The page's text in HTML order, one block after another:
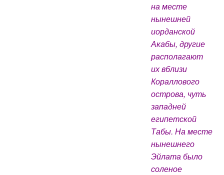
на месте
нынешней
иорданской
Акабы, другие
располагают
их вблизи
Кораллового
острова, чуть
западней
египетской
Табы. На месте
нынешнего
Эйлата было
соленое